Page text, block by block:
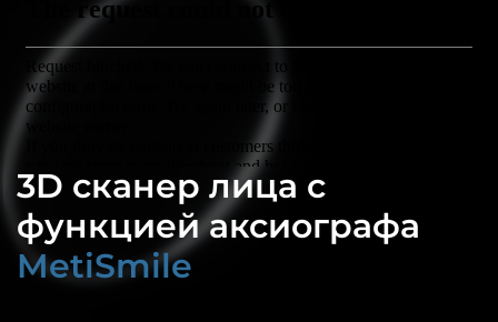
3D сканер лица с
функцией аксиографа
MetiSmile